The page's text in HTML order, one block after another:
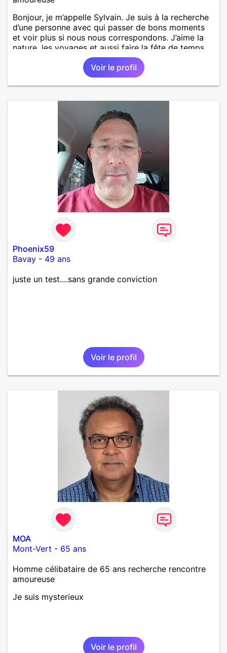
Bonjour, je m’appelle Sylvain. Je suis à la recherche
d’une personne avec qui passer de bons moments
et voir plus si nous nous correspondons. J’aime la
nature, les voyages et aussi faire la fête de temps
en temps ;-)Je suis papa d’un petit garçon de 7 ans
dont je m’occupe en garde alternée. J’aime à peu
près tous les styles de musique. (Oui je suis pas
trop fan de Jul). Je fais du sport pour garder la
Voir le profil
Phoenix59
Bavay - 49 ans
juste un test....sans grande conviction
Voir le profil
MOA
Mont-Vert - 65 ans
Homme célibataire de 65 ans recherche rencontre
amoureuse
Je suis mysterieux
Voir le profil